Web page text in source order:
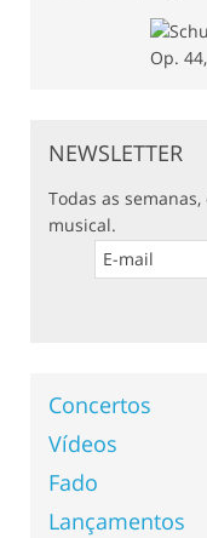
NEWSLETTER
Todas as
musical.
Concertos
Vídeos
Fado
Lançamentos